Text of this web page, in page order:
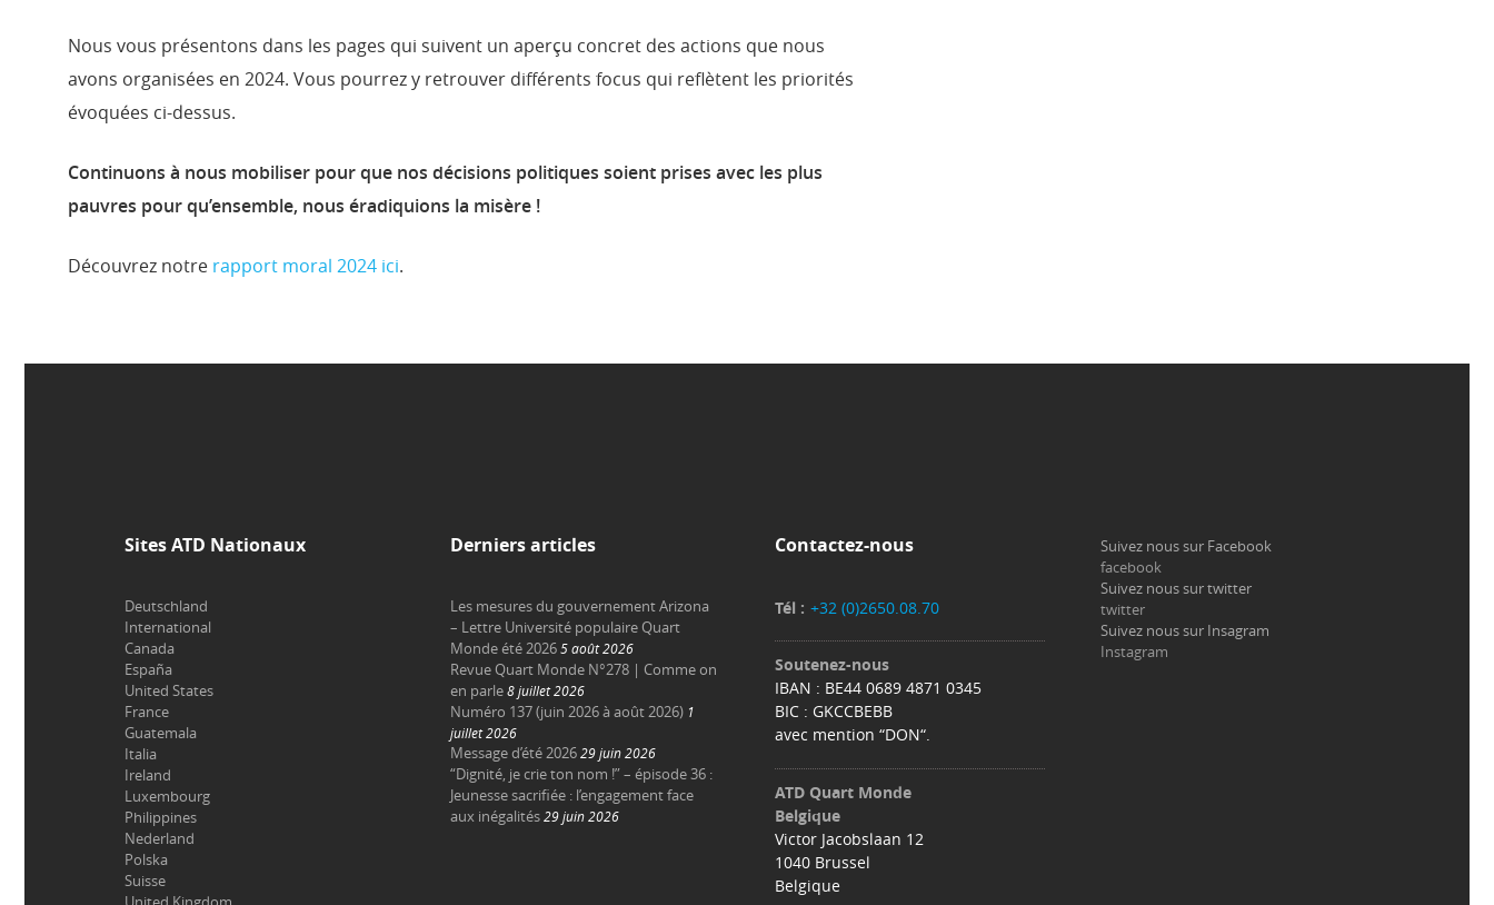
Nous vous présentons dans les pages qui suivent un aperçu concret des actions que nous
avons organisées en 2024. Vous pourrez y retrouver différents focus qui reflètent les priorités
évoquées ci-dessus.
Continuons à nous mobiliser pour que nos décisions politiques soient prises avec les plus
pauvres pour qu’ensemble, nous éradiquions la misère !
Découvrez notre rapport moral 2024 ici.
Sites ATD Nationaux
Deutschland
International
Canada
España
United States
France
Guatemala
Italia
Ireland
Luxembourg
Philippines
Nederland
Polska
Suisse
Derniers articles
Les mesures du gouvernement Arizona
– Lettre Université populaire Quart
Monde été 2026 5 août 2026
Revue Quart Monde N°278 | Comme on
en parle 8 juillet 2026
Numéro 137 (juin 2026 à août 2026) 1
juillet 2026
Message d’été 2026 29 juin 2026
“Dignité, je crie ton nom !” – épisode 36 :
Jeunesse sacrifiée : l’engagement face
aux inégalités 29 juin 2026
Contactez-nous
Tél : +32 (0)2650.08.70
Soutenez-nous
IBAN : BE44 0689 4871 0345
BIC : GKCCBEBB
avec mention “DON“.
ATD Quart Monde
Belgique
Victor Jacobslaan 12
1040 Brussel
Belgique
Suivez nous sur Facebook
facebook
Suivez nous sur twitter
twitter
Suivez nous sur Insagram
Instagram